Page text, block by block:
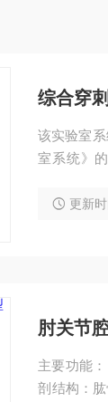
综合穿
该实验室
室系统》
肋间隙、
更新
肘关节
主要功能
剖结构：